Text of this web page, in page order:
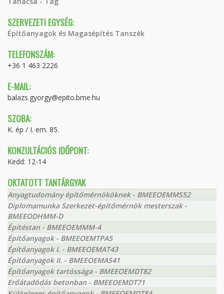
SZERVEZETI EGYSÉG:
Építőanyagok és Magasépítés Tanszék
TELEFONSZÁM:
+36 1 463 2226
E-MAIL:
balazs.gyorgy@epito.bme.hu
SZOBA:
K. ép / I. em. 85.
KONZULTÁCIÓS IDŐPONT:
Kedd: 12-14
OKTATOTT TANTÁRGYAK
Anyagtudomány építőmérnököknek - BMEEOEMMS52
Diplomamunka Szerkezet-építőmérnök mesterszak -
BMEEODHMM-D
Építéstan - BMEEOEMMM-4
Építőanyagok - BMEEOEMTPA5
Építőanyagok I. - BMEEOEMAT43
Építőanyagok II. - BMEEOEMAS41
Építőanyagok tartóssága - BMEEOEMDT82
Erőátadódás betonban - BMEEOEMDT71